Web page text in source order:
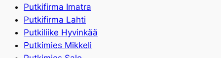
Putkifirma Imatra
Putkifirma Lahti
Putkiliike Hyvinkää
Putkimies Mikkeli